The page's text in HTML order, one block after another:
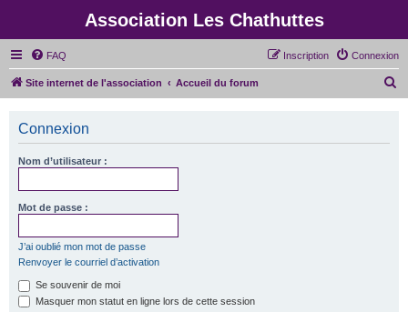
Association Les Chathuttes
FAQ Connexion
Inscription
Site internet de l'association Accueil du forum
Connexion
Nom d’utilisateur :
Mot de passe :
J’ai oublié mon mot de passe
Renvoyer le courriel d’activation
Se souvenir de moi
Masquer mon statut en ligne lors de cette session